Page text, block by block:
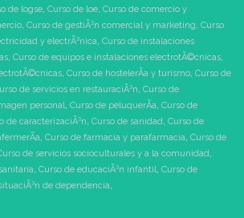
de logse, Curso de loe, Curso de comercio y
, Curso de gestiÃ³n comercial y marketing, Curso
y electrÃ³nica, Curso de instalaciones
, Curso de equipos e instalaciones electrotÃ©cnicas,
, Curso de hostelerÃ­a y turismo, Curso de
de servicios en restauraciÃ³n, Curso de
personal, Curso de peluquerÃ­a, Curso de
de caracterizaciÃ³n, Curso de sanidad, Curso de
, Curso de farmacia y parafarmacia, Curso de
de servicios socioculturales y a la comunidad,
, Curso de educaciÃ³n infantil, Curso de
de dependencia,